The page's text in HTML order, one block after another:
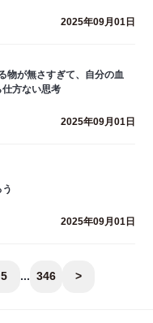
2025年09月01日
物が無さすぎて、自分の血
方ない思考
2025年09月01日
2025年09月01日
5 ... 346 >